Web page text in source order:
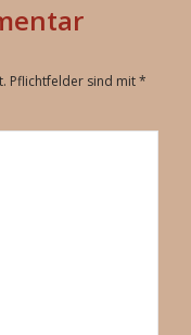
Pflichtfelder sind mit*